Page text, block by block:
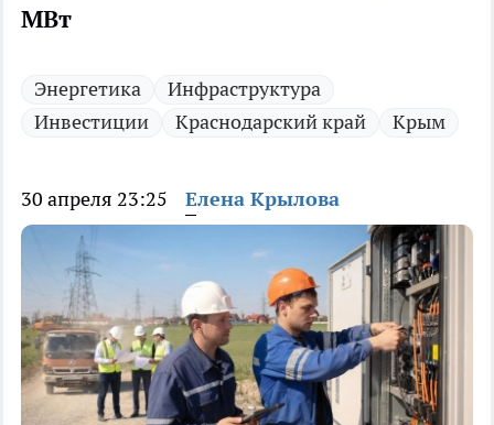
МВт
Энергетика
Инфраструктура
Инвестиции
Краснодарский край Крым
30 апреля 23:25 Елена Крылова